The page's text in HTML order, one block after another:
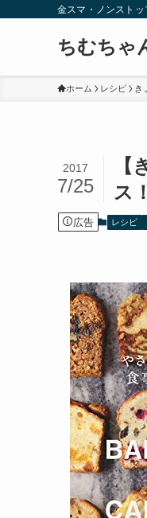
金スマ・ノンスト
ちむちゃ
ホーム レシピ き
ス
2017
7/25
広告 レシピ